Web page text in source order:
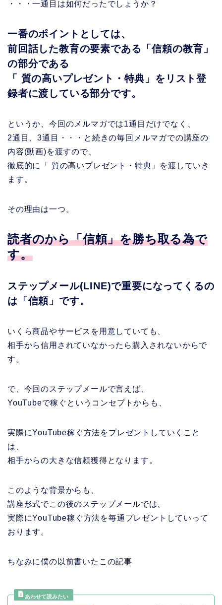
・・・一通目は如何だったでしょうか？
一番のポイントとしては、
前回話した教育の要素である「信頼の教育」
の部分である
「 質の高いプレゼント・特典」をリスト登
録者に渡している部分です。
というか、今回のメルマガでは1通目だけでなく、
2通目、3通目・・・と続きの毎回メルマガでの講座の
内容(動画)を渡すので、
徹底的に「 質の高いプレゼント・特典」を渡していき
ます。
その理由は一つ。
読者のから「信頼」を勝ち取る為で
す。
ステップメール(LINE)で重要になってくるの
は「信頼」です。
いくら商品やサービスを用意していても、
相手から信用されていなかったら購入されないからで
す。
で、今回のステップメールで言えば、
YouTubeで稼ぐというコンセプトからも、
実際にYouTube稼ぐ方法をプレゼントしていくこと
は、
相手からの大きな信頼獲得となります。
このような背景からも、
講座形式でこの後のステップメールでは、
実際にYouTube稼ぐ方法を毎通プレゼントしていって
おります。
ちなみに僕の以前書いたこの記事